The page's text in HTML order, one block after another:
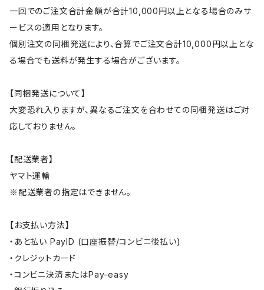
一回でのご注文合計金額が合計10,000円以上となる場合のみサ
ービスの適用となります。
個別注文の同梱発送により、合算でご注文合計10,000円以上とな
る場合でも送料が発生する場合がございます。
【同梱発送について】
大変恐れ入りますが、異なるご注文を合わせての同梱発送はご対
応しておりません。
【配送業者】
ヤマト運輸
※配送業者の指定はできません。
【お支払い方法】
・あと払い PayID (口座振替/コンビニ後払い)
・クレジットカード
・コンビニ決済またはPay-easy